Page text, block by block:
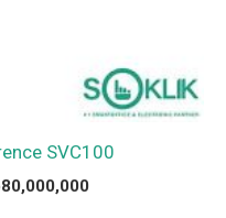
SVC100
80,000,000